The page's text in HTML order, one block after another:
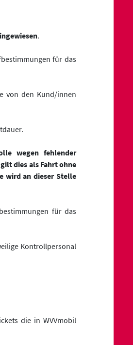
.
für das
von den Kund/innen
wegen fehlender
dies als Fahrt ohne
wird an dieser Stelle
für das
Kontrollpersonal
die in WVVmobil